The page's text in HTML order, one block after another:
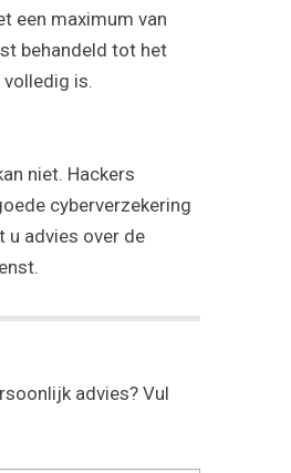
een maximum van
behandeld tot het
is.
niet. Hackers
cyberverzekering
u advies over de
advies? Vul